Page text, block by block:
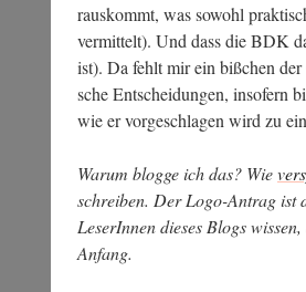
raus­kommt, was sowohl
ver­mit­telt). Und dass die BDK
ist). Da fehlt mir ein biß­chen
sche Ent­schei­dun­gen, inso­fern
wie er vor­ge­schla­gen wird zu
War­um blog­ge ich das? Wie
schrei­ben. Der Logo-Antrag ist
Lese­rIn­nen die­ses Blogs
Anfang.